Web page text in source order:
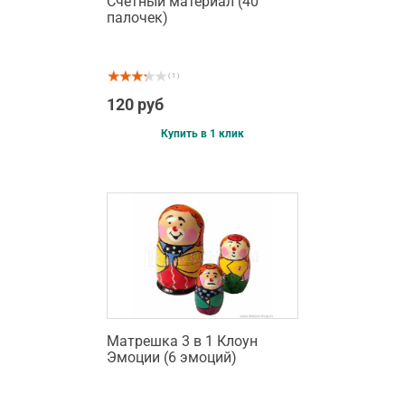
палочек)
( 1 )
120 руб
Купить в 1 клик
Матрешка 3 в 1 Клоун
Эмоции (6 эмоций)